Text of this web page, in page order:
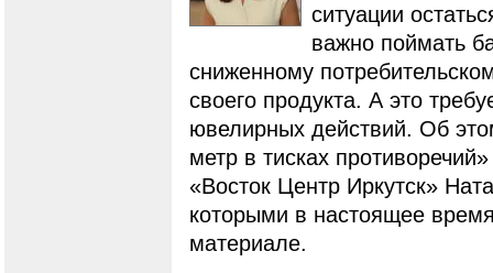
ситуации
важно поймать
сниженному
своего продукта. А это
ювелирных действий. Об
метр в тисках
«Восток Центр Иркутск»
которыми в настоящее
материале.